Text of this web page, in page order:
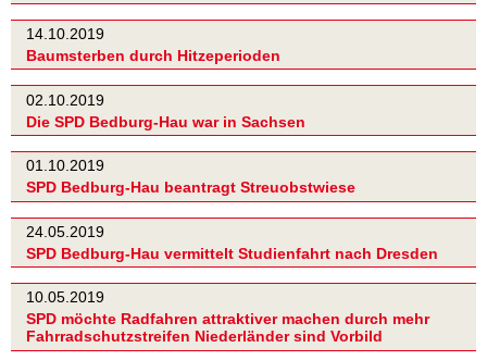
14.10.2019
Baumsterben durch Hitzeperioden
02.10.2019
Die SPD Bedburg-Hau war in Sachsen
01.10.2019
SPD Bedburg-Hau beantragt Streuobstwiese
24.05.2019
SPD Bedburg-Hau vermittelt Studienfahrt nach Dresden
10.05.2019
SPD möchte Radfahren attraktiver machen durch mehr
Fahrradschutzstreifen Niederländer sind Vorbild